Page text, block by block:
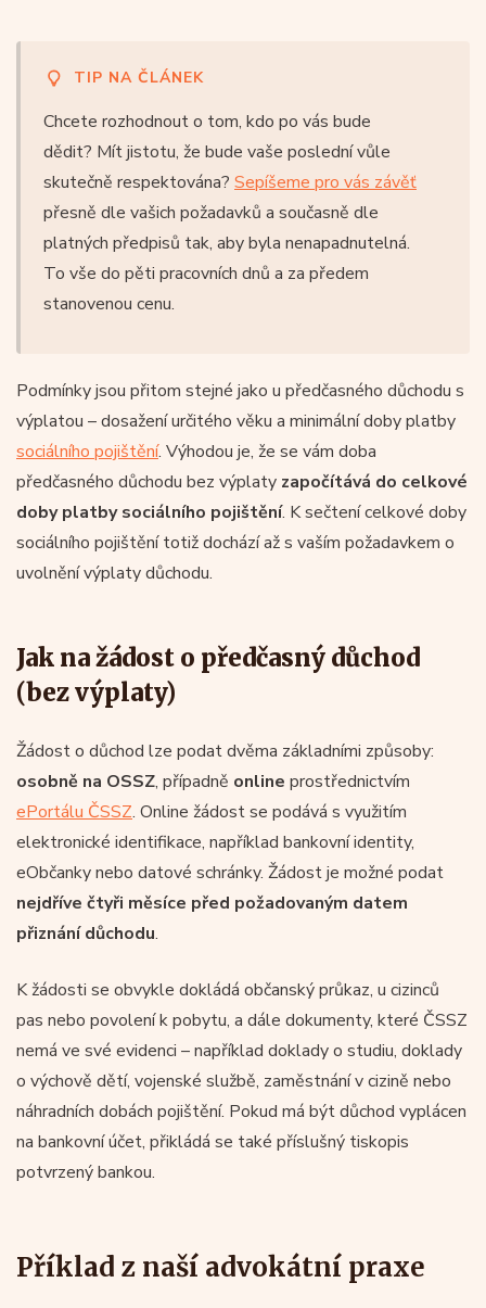
TIP NA ČLÁNEK
Chcete rozhodnout o tom, kdo po vás bude
dědit? Mít jistotu, že bude vaše poslední vůle
skutečně respektována? Sepíšeme pro vás závěť
přesně dle vašich požadavků a současně dle
platných předpisů tak, aby byla nenapadnutelná.
To vše do pěti pracovních dnů a za předem
stanovenou cenu.
Podmínky jsou přitom stejné jako u předčasného důchodu s
výplatou – dosažení určitého věku a minimální doby platby
sociálního pojištění. Výhodou je, že se vám doba
předčasného důchodu bez výplaty započítává do celkové
doby platby sociálního pojištění. K sečtení celkové doby
sociálního pojištění totiž dochází až s vaším požadavkem o
uvolnění výplaty důchodu.
Jak na žádost o předčasný důchod
(bez výplaty)
Žádost o důchod lze podat dvěma základními způsoby:
osobně na OSSZ, případně online prostřednictvím
ePortálu ČSSZ. Online žádost se podává s využitím
elektronické identifikace, například bankovní identity,
eObčanky nebo datové schránky. Žádost je možné podat
nejdříve čtyři měsíce před požadovaným datem
přiznání důchodu.
K žádosti se obvykle dokládá občanský průkaz, u cizinců
pas nebo povolení k pobytu, a dále dokumenty, které ČSSZ
nemá ve své evidenci – například doklady o studiu, doklady
o výchově dětí, vojenské službě, zaměstnání v cizině nebo
náhradních dobách pojištění. Pokud má být důchod vyplácen
na bankovní účet, přikládá se také příslušný tiskopis
potvrzený bankou.
Příklad z naší advokátní praxe